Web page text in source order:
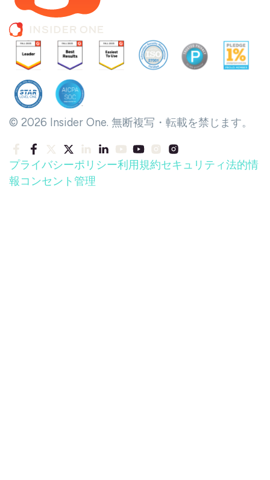
© 2026 Insider One. 無断複写・転載を禁じます。
プライバシーポリシー利用規約セキュリティ法的情
報コンセント管理